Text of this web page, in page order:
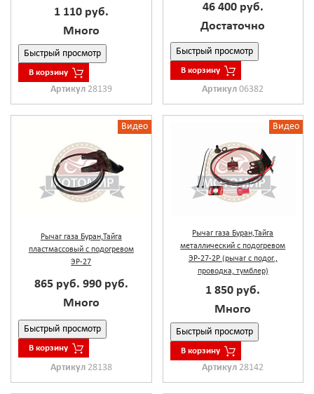
1 110 руб.
Много
Быстрый просмотр
В корзину
Артикул 28139
46 400 руб.
Достаточно
Быстрый просмотр
В корзину
Артикул06382
Видео
Рычаг газа Буран,Тайга
пластмассовый с подогревом
ЭР-27
865 руб. 990 руб.
Много
Быстрый просмотр
В корзину
Артикул 28138
Видео
Рычаг газа Буран,Тайга
металлический с подогревом
ЭР-27-2Р (рычаг с подог.,
проводка, тумблер)
1 850 руб.
Много
Быстрый просмотр
В корзину
Артикул 28142